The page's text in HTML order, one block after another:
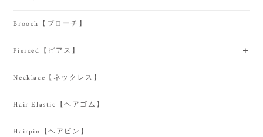
Brooch【ブローチ】
Pierced【ピアス】
Necklace【ネックレス】
Hair Elastic【ヘアゴム】
Hairpin【ヘアピン】